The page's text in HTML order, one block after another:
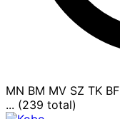
MN BM MV SZ TK BF
... (239 total)